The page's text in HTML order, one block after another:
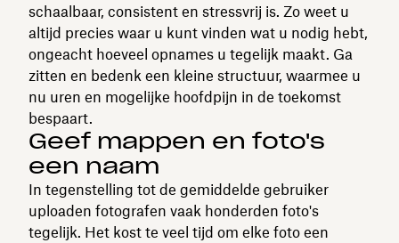
schaalbaar, consistent en stressvrij is. Zo weet u
altijd precies waar u kunt vinden wat u nodig hebt,
ongeacht hoeveel opnames u tegelijk maakt. Ga
zitten en bedenk een kleine structuur, waarmee u
nu uren en mogelijke hoofdpijn in de toekomst
bespaart.
Geef mappen en foto's
een naam
In tegenstelling tot de gemiddelde gebruiker
uploaden fotografen vaak honderden foto's
tegelijk. Het kost te veel tijd om elke foto een